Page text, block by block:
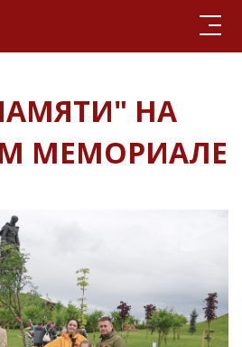
НА
МЕМОРИАЛЕ